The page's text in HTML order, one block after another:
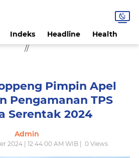
Indeks Headline Health
//
Pimpin Apel
Pengamanan TPS
Serentak 2024
Admin
2024 | 12:44:00 AM WIB | 0 Views